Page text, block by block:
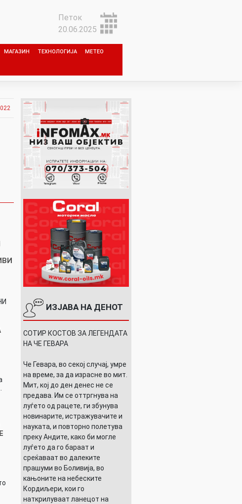
Петок
20.06.2025
МАГАЗИН ТЕХНОЛОГИЈА МЕТЕО
ИЗЈАВА НА ДЕНОТ
СОТИР КОСТОВ ЗА ЛЕГЕНДАТА
НА ЧЕ ГЕВАРА
Че Гевара, во секој случај, умре
на време, за да израсне во мит.
Мит, кој до ден денес не се
предава. Им се оттргнува на
луѓето од рацете, ги збунува
новинарите, истражувачите и
науката, и повторно полетува
преку Андите, како би могле
луѓето да го бараат и
среќаваат во далеките
прашуми во Боливија, во
кањоните на небеските
Кордиљери, кои го
наткрилуваат ланецот на